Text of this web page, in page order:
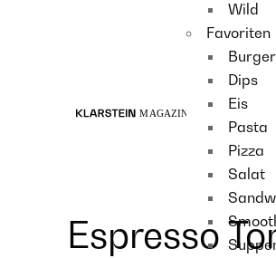
Wild
Favoriten
Burger
Dips
Eis
Pasta
Pizza
Salat
Espresso